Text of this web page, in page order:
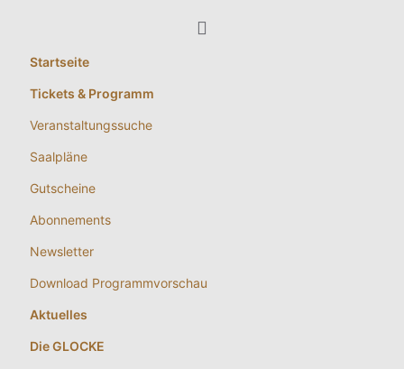
Startseite
Tickets & Programm
Veranstaltungssuche
Saalpläne
Gutscheine
Abonnements
Newsletter
Download Programmvorschau
Aktuelles
Die GLOCKE